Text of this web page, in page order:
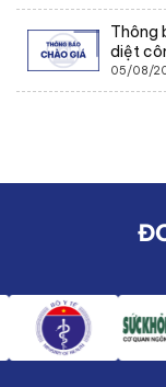
Thông
diệt
05/08/